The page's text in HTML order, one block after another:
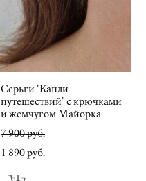
Серьги "Капли
путешествий" с крючками
и жемчугом Майорка
7 900 pуб.
1 890 pуб.